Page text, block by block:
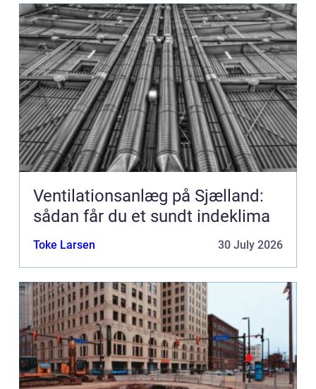
Ventilationsanlæg på Sjælland:
sådan får du et sundt indeklima
Toke Larsen 30 July 2026